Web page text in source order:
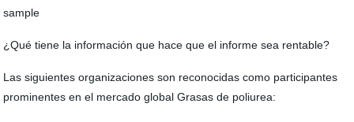
sample
¿Qué tiene la información que hace que el informe sea rentable?
Las siguientes organizaciones son reconocidas como participantes
prominentes en el mercado global Grasas de poliurea: